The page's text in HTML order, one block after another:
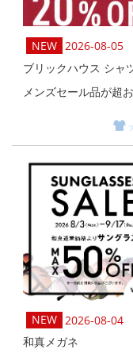
2026-08-05
ブリックハウス シャ
メンズセール品が超
2026-08-04
和真メガネ